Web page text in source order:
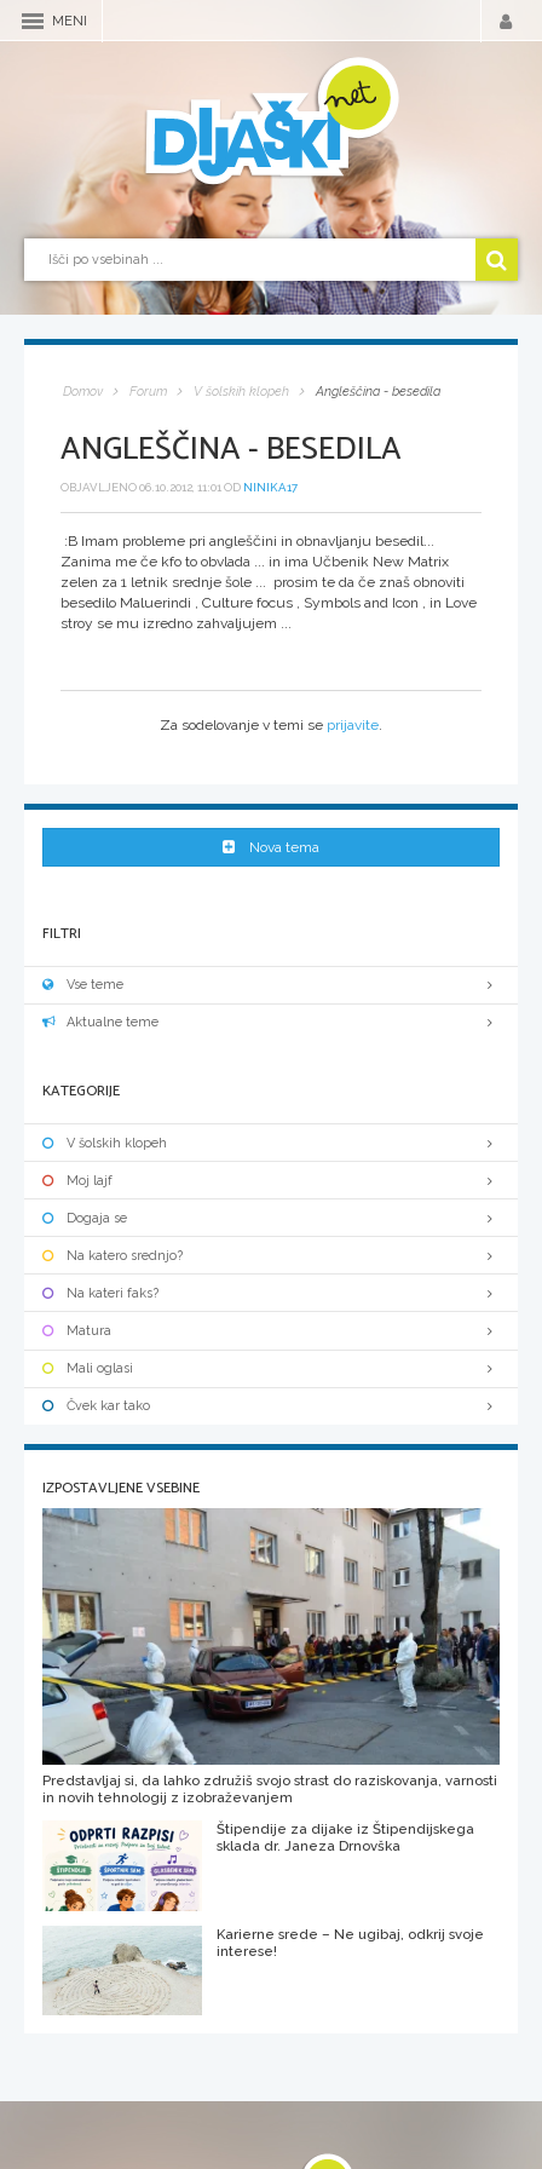
MENI
Domov Forum V šolskih klopeh Angleščina - besedila
ANGLEŠČINA - BESEDILA
OBJAVLJENO 06.10.2012, 11:01 OD NINIKA17
:B Imam probleme pri angleščini in obnavljanju besedil...
Zanima me če kfo to obvlada ... in ima Učbenik New Matrix
zelen za 1 letnik srednje šole ... prosim te da če znaš obnoviti
besedilo Maluerindi , Culture focus , Symbols and Icon , in Love
stroy se mu izredno zahvaljujem ...
Za sodelovanje v temi se prijavite
Nova tema
FILTRI
Vse teme
Aktualne teme
KATEGORIJE
V šolskih klopeh
Moj lajf
Dogaja se
Na katero srednjo?
Na kateri faks?
Matura
Mali oglasi
Čvek kar tako
IZPOSTAVLJENE VSEBINE
Predstavljaj si, da lahko združiš svojo strast do raziskovanja, varnosti
in novih tehnologij z izobraževanjem
Štipendije za dijake iz Štipendijskega
sklada dr. Janeza Drnovška
Karierne srede – Ne ugibaj, odkrij svoje
interese!